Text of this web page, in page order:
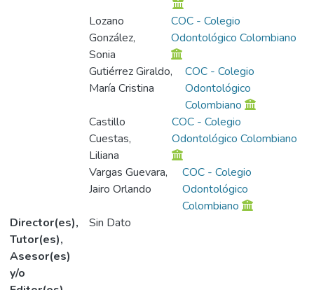
Lozano
González,
Sonia
COC - Colegio
Odontológico Colombiano
Gutiérrez Giraldo,
María Cristina
COC - Colegio
Odontológico
Colombiano
Castillo
Cuestas,
Liliana
COC - Colegio
Odontológico Colombiano
Vargas Guevara,
Jairo Orlando
COC - Colegio
Odontológico
Colombiano
Director(es),
Tutor(es),
Asesor(es)
y/o
Sin Dato